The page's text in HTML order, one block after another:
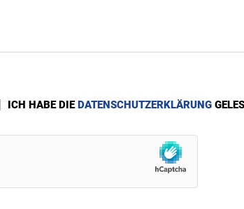
ICH HABE DIEDATENSCHUTZERKLÄRUNG